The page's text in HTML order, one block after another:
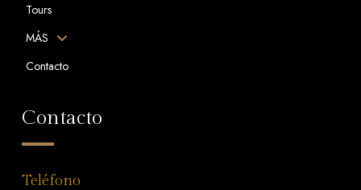
Tours
MÁS
Contacto
Contacto
Teléfono